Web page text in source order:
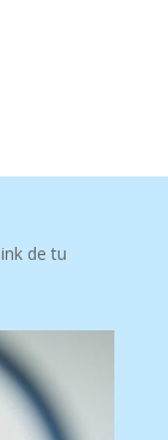
de tu